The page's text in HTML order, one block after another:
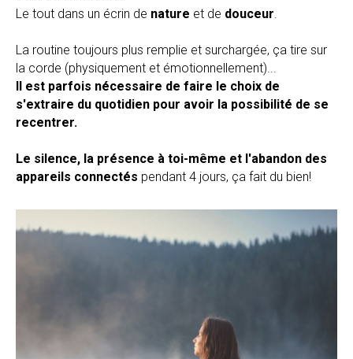
Le tout dans un écrin de nature et de douceur
La routine toujours plus remplie et surchargée, ça tire sur
la corde (physiquement et émotionnellement)...
Il est parfois nécessaire de faire le choix de
s'extraire du quotidien pour avoir la possibilité de se
recentrer.
Le silence, la présence à toi-même et l'abandon des
appareils connectés pendant 4 jours, ça fait du bien!